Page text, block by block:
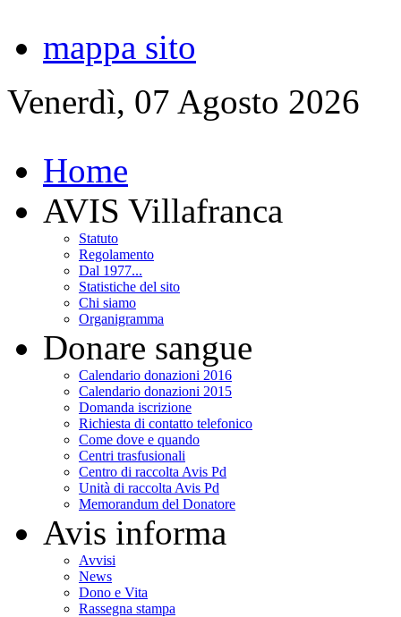
mappa sito
Venerdì, 07 Agosto 2026
Home
AVIS Villafranca
Statuto
Regolamento
Dal 1977...
Statistiche del sito
Chi siamo
Organigramma
Donare sangue
Calendario donazioni 2016
Calendario donazioni 2015
Domanda iscrizione
Richiesta di contatto telefonico
Come dove e quando
Centri trasfusionali
Centro di raccolta Avis Pd
Unità di raccolta Avis Pd
Memorandum del Donatore
Avis informa
Avvisi
News
Dono e Vita
Rassegna stampa